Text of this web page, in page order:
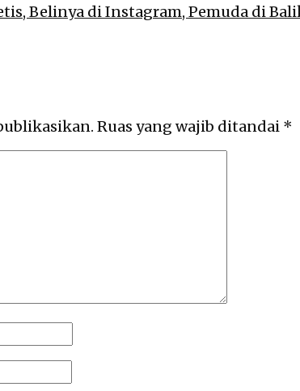
Belinya di Instagram, Pemuda di
Ruas yang wajib ditandai *